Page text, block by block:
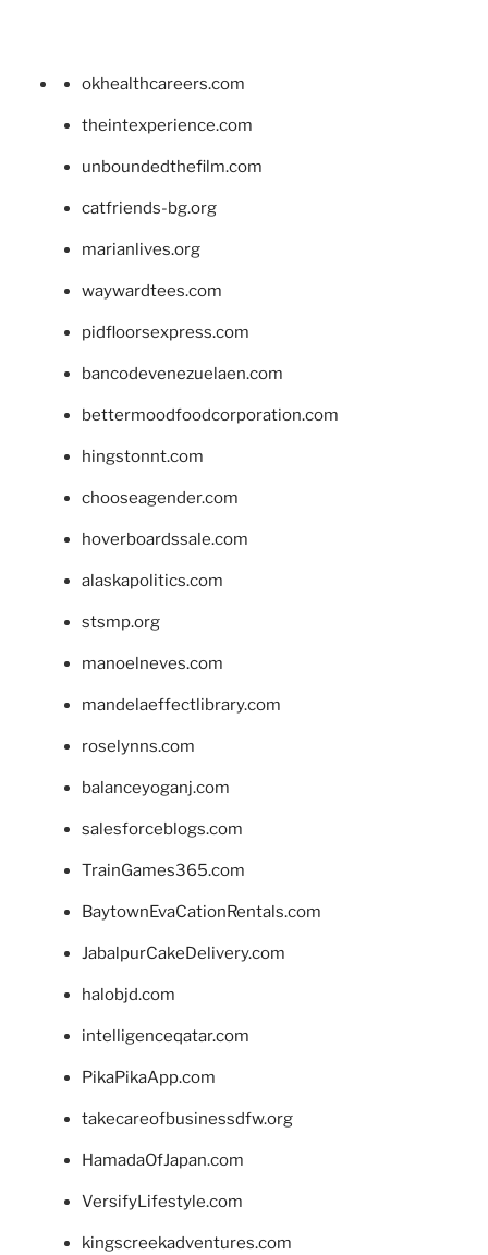
okhealthcareers.com
theintexperience.com
unboundedthefilm.com
catfriends-bg.org
marianlives.org
waywardtees.com
pidfloorsexpress.com
bancodevenezuelaen.com
bettermoodfoodcorporation.com
hingstonnt.com
chooseagender.com
hoverboardssale.com
alaskapolitics.com
stsmp.org
manoelneves.com
mandelaeffectlibrary.com
roselynns.com
balanceyoganj.com
salesforceblogs.com
TrainGames365.com
BaytownEvaCationRentals.com
JabalpurCakeDelivery.com
halobjd.com
intelligenceqatar.com
PikaPikaApp.com
takecareofbusinessdfw.org
HamadaOfJapan.com
VersifyLifestyle.com
kingscreekadventures.com